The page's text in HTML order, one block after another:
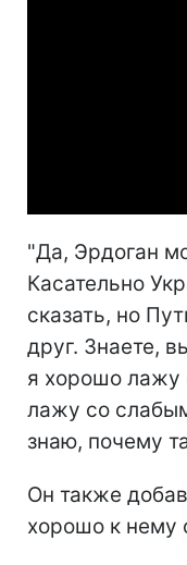
"Да, Эрдоган
Касательно
сказать, но
друг. Знаете,
я хорошо лажу
лажу со
знаю, почему
Он также
хорошо к нему